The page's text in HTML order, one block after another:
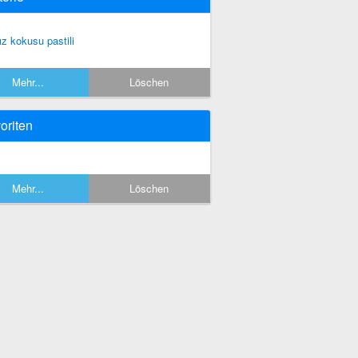
kokusu pastili
Mehr... Löschen
Mehr... Löschen